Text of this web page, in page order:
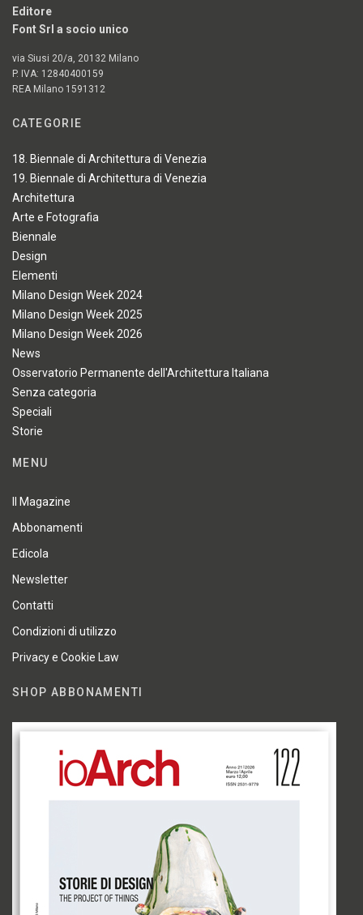
Editore
Font Srl a socio unico
via Siusi 20/a, 20132 Milano
P. IVA: 12840400159
REA Milano 1591312
CATEGORIE
18. Biennale di Architettura di Venezia
19. Biennale di Architettura di Venezia
Architettura
Arte e Fotografia
Biennale
Design
Elementi
Milano Design Week 2024
Milano Design Week 2025
Milano Design Week 2026
News
Osservatorio Permanente dell'Architettura Italiana
Senza categoria
Speciali
Storie
MENU
Il Magazine
Abbonamenti
Edicola
Newsletter
Contatti
Condizioni di utilizzo
Privacy e Cookie Law
SHOP ABBONAMENTI